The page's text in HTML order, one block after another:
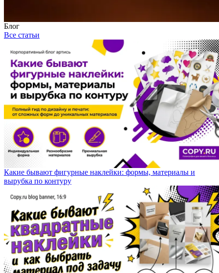
Блог
Все статьи
Какие бывают фигурные наклейки: формы, материалы и
вырубка по контуру